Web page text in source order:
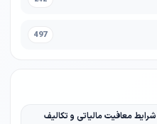
497
معافیت مالیاتی و تکالیف